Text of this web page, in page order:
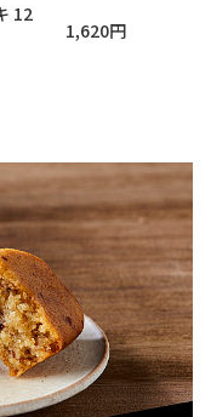
12
1,620円